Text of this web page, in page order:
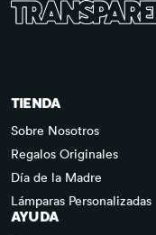
TIENDA
Sobre Nosotros
Regalos Originales
Día de la Madre
Lámparas Personalizadas
AYUDA